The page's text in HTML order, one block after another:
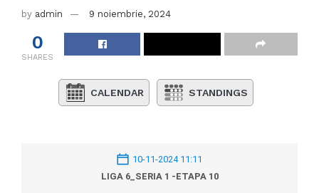
by admin 9 noiembrie, 2024
0
SHARES
CALENDAR STANDINGS
10-11-2024 11:11
LIGA 6_SERIA 1 -ETAPA 10